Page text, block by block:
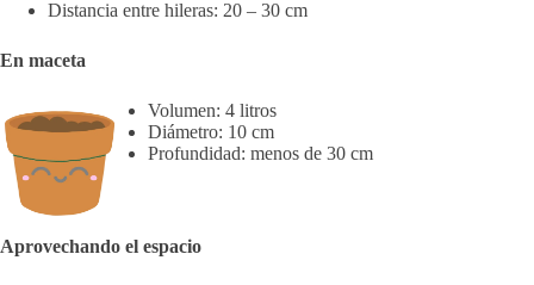
Distancia entre hileras: 20 – 30 cm
En maceta
Volumen: 4 litros
Diámetro: 10 cm
Profundidad: menos de 30 cm
Aprovechando el espacio